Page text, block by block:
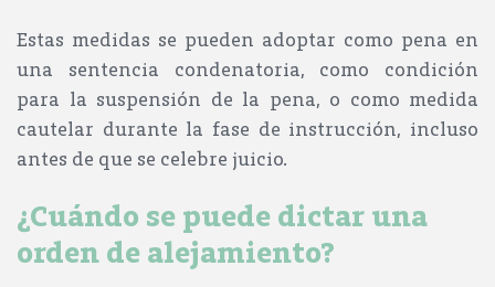
Estas medidas se pueden adoptar como pena en
una sentencia condenatoria, como condición
para la suspensión de la pena, o como medida
cautelar durante la fase de instrucción, incluso
antes de que se celebre juicio.
¿Cuándo se puede dictar una
orden de alejamiento?